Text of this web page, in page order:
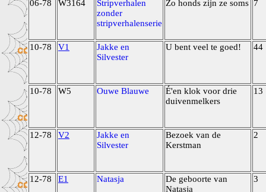
06-78 W3164
Stripverhalen
zonder
stripverhalenserie
Zo honds zijn ze soms 7
10-78 V1
Jakke en
Silvester
U bent veel te goed! 44
10-78 W5 Ouwe Blauwe
É'en klok voor drie
duivenmelkers
13
12-78 V2
Jakke en
Silvester
Bezoek van de
Kerstman
2
12-78 E1 Natasja
De geboorte van
Natasja
3